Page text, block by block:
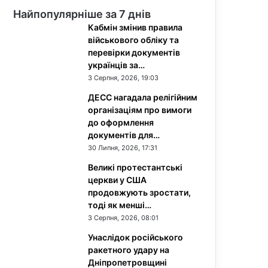
Найпопулярніше за 7 днів
Кабмін змінив правила
військового обліку та
перевірки документів
українців за…
3 Серпня, 2026, 19:03
ДЕСС нагадала релігійним
організаціям про вимоги
до оформлення
документів для…
30 Липня, 2026, 17:31
Великі протестантські
церкви у США
продовжують зростати,
тоді як менші…
3 Серпня, 2026, 08:01
Унаслідок російського
ракетного удару на
Дніпропетровщині